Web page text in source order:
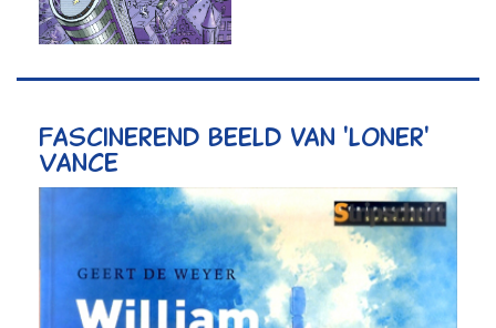
Fascinerend beeld van 'loner'
Vance